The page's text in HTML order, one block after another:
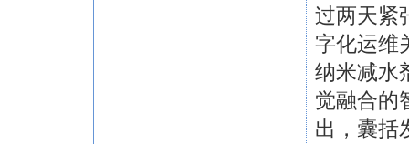
过两天紧
字化运维
纳米减水
觉融合的
出，囊括